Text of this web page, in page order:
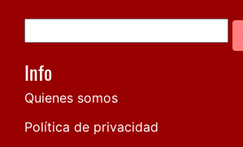
Info
Quienes somos
Política de privacidad